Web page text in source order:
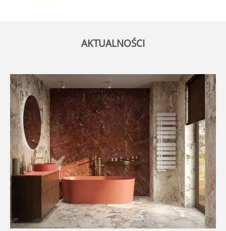
AKTUALNOŚCI